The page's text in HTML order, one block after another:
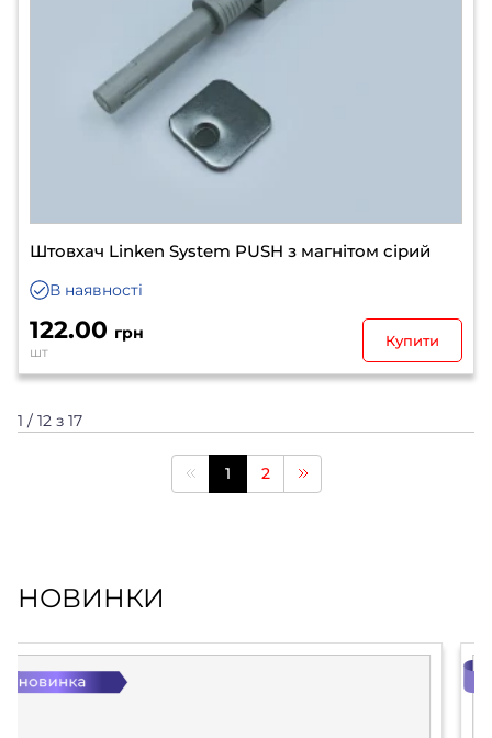
Штовхач Linken System PUSH з магнітом сірий
В наявності
122.00 грн
шт
Купити
1 / 12 з 17
1 2
НОВИНКИ